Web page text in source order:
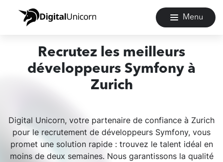
Menu
Recrutez les meilleurs
développeurs Symfony à
Zurich
Digital Unicorn, votre partenaire de confiance à Zurich
pour le recrutement de développeurs Symfony, vous
promet une solution rapide : trouvez le talent idéal en
moins de deux semaines. Nous garantissons la qualité